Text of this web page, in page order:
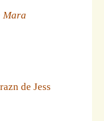
Mara
de Jess